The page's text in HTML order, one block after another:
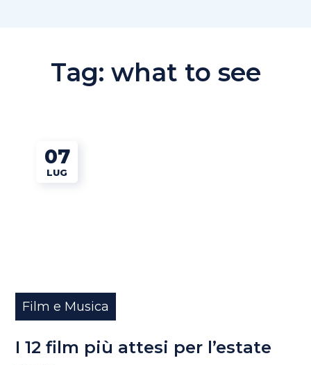
Tag: what to see
07
LUG
Film e Musica
I 12 film più attesi per l’estate